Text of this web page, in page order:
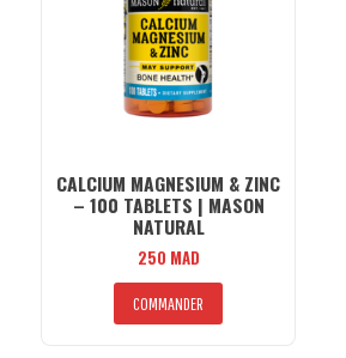
CALCIUM MAGNESIUM & ZINC
– 100 TABLETS | MASON
NATURAL
250 MAD
COMMANDER